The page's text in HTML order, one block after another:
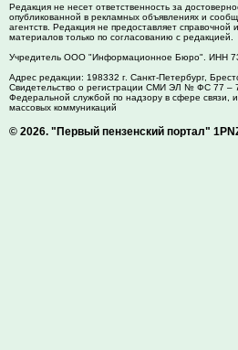
Редакция не несет ответственность за
опубликованной в рекламных объявлениях и
агентств. Редакция не предоставляет
материалов только по согласованию с редакцией.
Учредитель ООО "Информационное Бюро". ИНН
Адрес редакции: 198332 г. Санкт-Петербург,
Свидетельство о регистрации СМИ ЭЛ № ФС 77 –
Федеральной службой по надзору в сфере связи,
массовых коммуникаций
© 2026. "Первый пензенский портал"